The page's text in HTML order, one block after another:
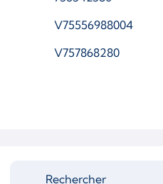
V75556988004
V757868280